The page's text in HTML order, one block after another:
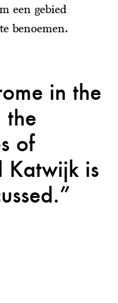
een gebied
benoemen.
in the
the
of
is